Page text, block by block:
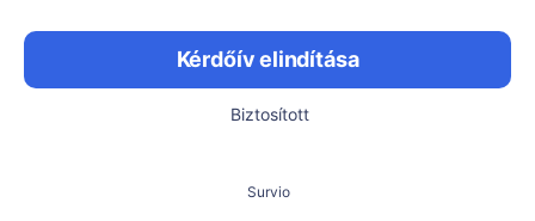
Kérdőív elindítása
Biztosított
Survio